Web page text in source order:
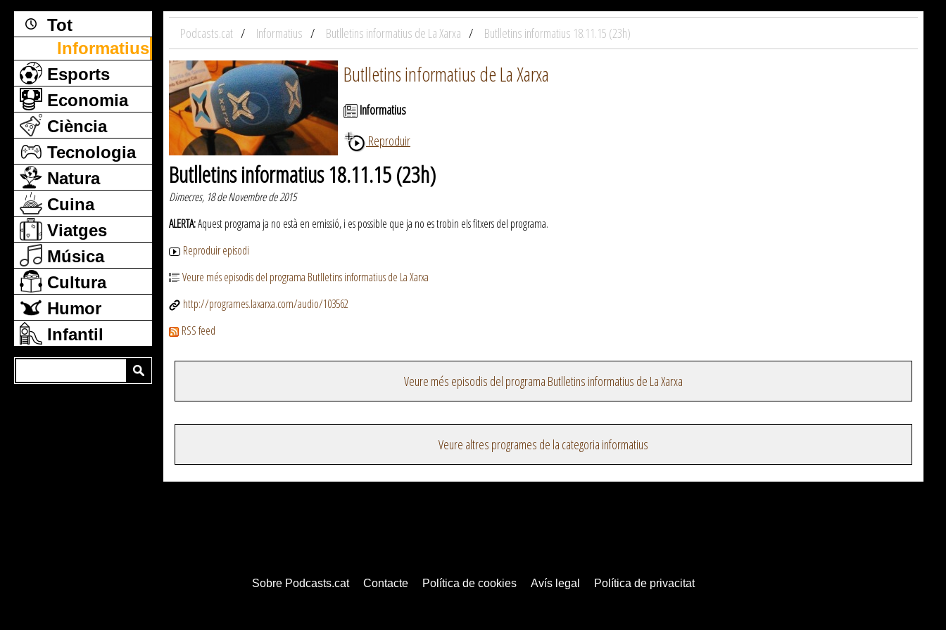
Tot
Informatius
Esports
Economia
Ciència
Tecnologia
Natura
Cuina
Viatges
Música
Cultura
Humor
Infantil
Podcasts.cat Informatius Butlletins informatius de La Xarxa Butlletins informatius 18.11.15 (23h)
Butlletins informatius de La Xarxa
Informatius
Reproduir
Butlletins informatius 18.11.15 (23h)
Dimecres, 18 de Novembre de 2015
ALERTA:Aquest programa ja no està en emissió, i es possible que ja no es trobin els fitxers del programa.
Reproduir episodi
Veure més episodis del programa Butlletins informatius de La Xarxa
http://programes.laxarxa.com/audio/103562
RSS feed
Veure més episodis del programa Butlletins informatius de La Xarxa
Veure altres programes de la categoria informatius
Sobre Podcasts.cat Contacte Política de cookies Avís legal Política de privacitat